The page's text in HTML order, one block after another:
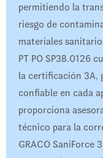
permitiendo la
riesgo de
materiales
PT PO SP3B.0126
la certificación 3A,
confiable en cada
proporciona
técnico para la
GRACO SaniForce